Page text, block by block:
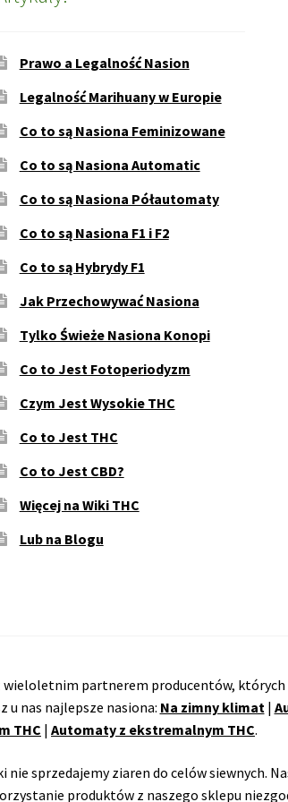
Prawo a Legalność Nasion
Legalność Marihuany w Europie
Co to są Nasiona Feminizowane
Co to są Nasiona Automatic
Co to są Nasiona Półautomaty
Co to są Nasiona F1 i F2
Co to są Hybrydy F1
Jak Przechowywać Nasiona
Tylko Świeże Nasiona Konopi
Co to Jest Fotoperiodyzm
Czym Jest Wysokie THC
Co to Jest THC
Co to Jest CBD?
Więcej na Wiki THC
Lub na Blogu
partnerem producentów, których
u nas najlepsze nasiona: Na zimny klimat|
THC | Automaty z ekstremalnym THC.
sprzedajemy ziaren do celów siewnych.
produktów z naszego sklepu